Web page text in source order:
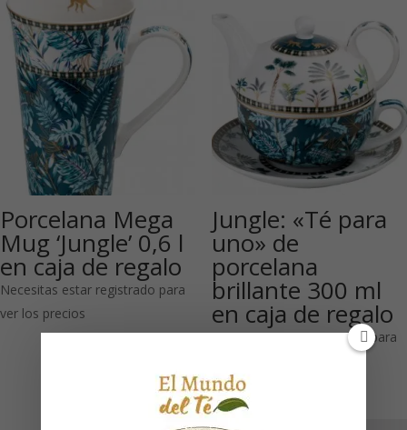
Porcelana Mega
Mug ‘Jungle’ 0,6 l
en caja de regalo
Necesitas estar registrado para
ver los precios
Jungle: «Té para
uno» de
porcelana
brillante 300 ml
en caja de regalo
Necesitas estar registrado para